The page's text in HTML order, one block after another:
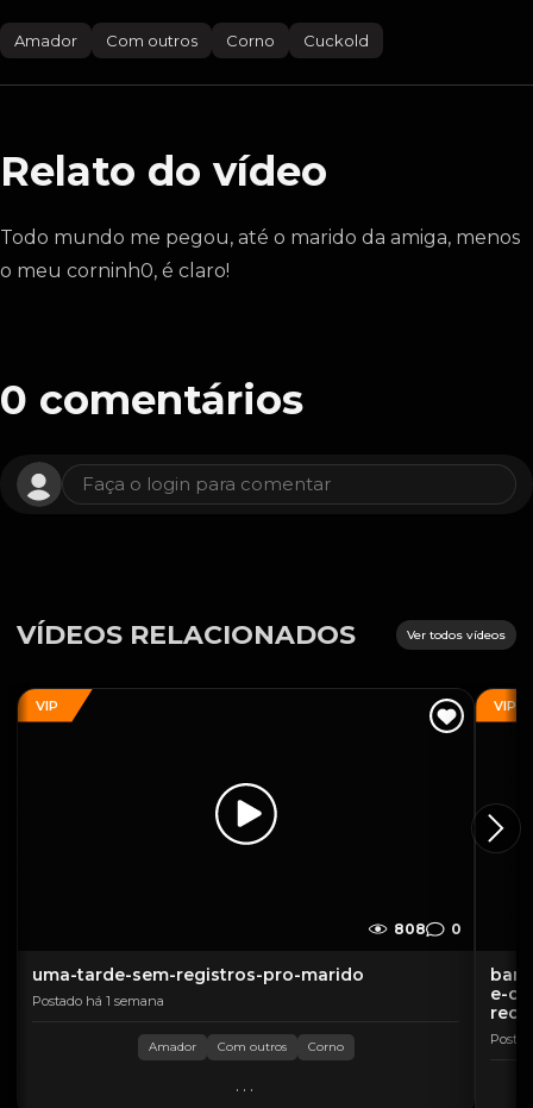
Amador Com outros Corno Cuckold
Relato do vídeo
Todo mundo me pegou, até o marido da amiga, menos
o meu corninh0, é claro!
0 comentários
Faça o login para comentar
VÍDEOS RELACIONADOS Ver todos vídeos
VIP
808 0
uma-tarde-sem-registros-pro-marido
Postado há 1 semana
Amador Com outros Corno
...
VIP
e-